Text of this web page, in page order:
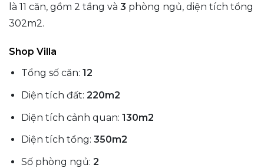
là 11 căn, gồm 2 tầng và 3 phòng ngủ, diện tích tổng
302m2.
Shop Villa
Tổng số căn: 12
Diện tích đất: 220m2
Diện tích cảnh quan: 130m2
Diện tích tổng: 350m2
Số phòng ngủ: 2